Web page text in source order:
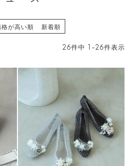
が高い順 新着順
26件中 1 -26件表示